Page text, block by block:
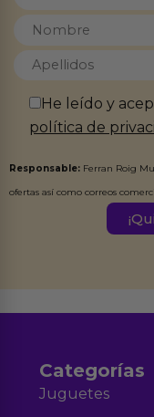
He leído y
política de
Responsable: Ferran Roig
ofertas así como correos
Destinatarios:
Categorías
Juguetes